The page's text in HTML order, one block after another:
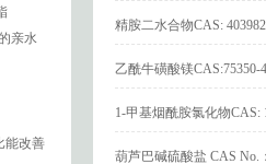
亲水
能改善
精胺二水合物CAS:
乙酰牛磺酸镁CAS:75350-